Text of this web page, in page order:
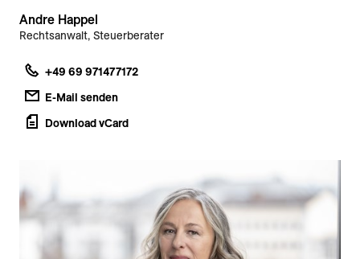
Andre Happel
Rechtsanwalt, Steuerberater
+49 69 971477172
E-Mail senden
Download vCard